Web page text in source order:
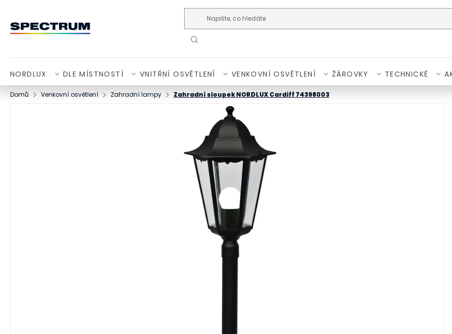
NORDLUX DLE MÍSTNOSTÍ VNITŘNÍ OSVĚTLENÍ VENKOVNÍ OSVĚTLENÍ ŽÁROVKY TECHNICKÉ
Domů Venkovní osvětlení Zahradní lampy Zahradní sloupek NORDLUX Cardiff 74398003